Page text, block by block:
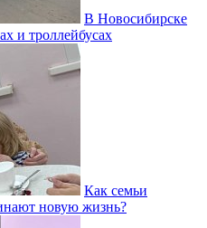
В Новосибирске
и троллейбусах
Как семьи
новую жизнь?